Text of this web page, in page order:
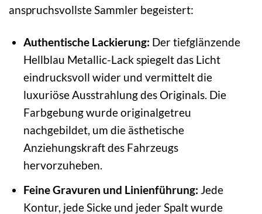
anspruchsvollste Sammler begeistert:
Authentische Lackierung: Der tiefglänzende
Hellblau Metallic-Lack spiegelt das Licht
eindrucksvoll wider und vermittelt die
luxuriöse Ausstrahlung des Originals. Die
Farbgebung wurde originalgetreu
nachgebildet, um die ästhetische
Anziehungskraft des Fahrzeugs
hervorzuheben.
Feine Gravuren und Linienführung: Jede
Kontur, jede Sicke und jeder Spalt wurde